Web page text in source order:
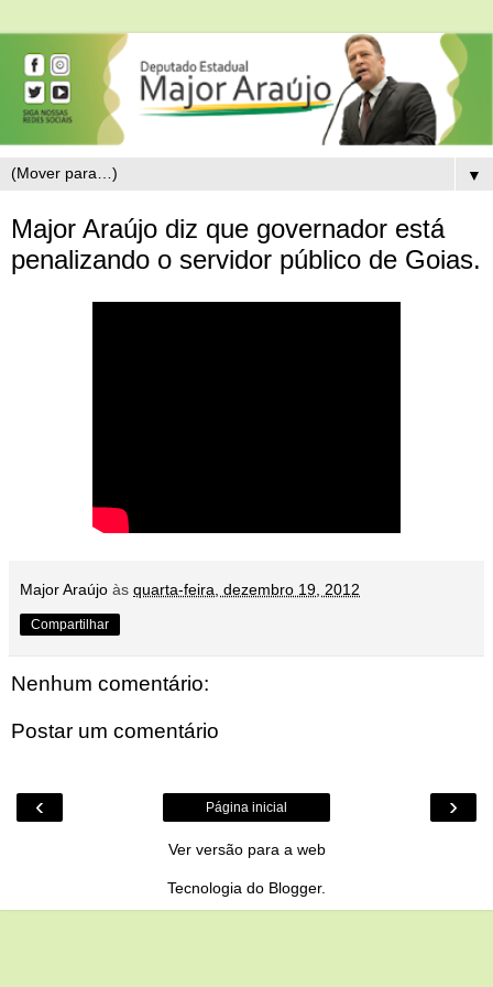
▼
Major Araújo diz que governador está
penalizando o servidor público de Goias.
Major Araújo às quarta-feira, dezembro 19, 2012
Compartilhar
Nenhum comentário:
Postar um comentário
‹ ›
Página inicial
Ver versão para a web
Tecnologia do Blogger.